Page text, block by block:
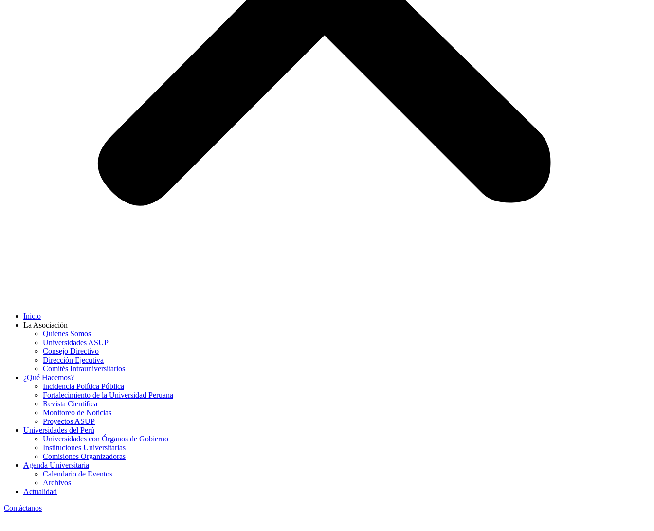
Inicio
La Asociación
Quienes Somos
Universidades ASUP
Consejo Directivo
Dirección Ejecutiva
Comités Intrauniversitarios
¿Qué Hacemos?
Incidencia Política Pública
Fortalecimiento de la Universidad Peruana
Revista Científica
Monitoreo de Noticias
Proyectos ASUP
Universidades del Perú
Universidades con Órganos de Gobierno
Instituciones Universitarias
Comisiones Organizadoras
Agenda Universitaria
Calendario de Eventos
Archivos
Actualidad
Contáctanos